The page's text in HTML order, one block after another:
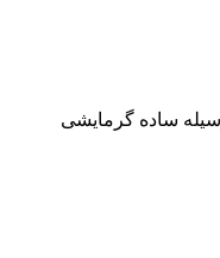
ساده گرمایشی